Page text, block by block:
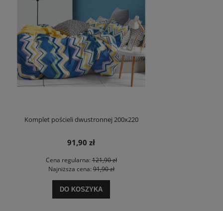
Komplet pościeli dwustronnej 200x220
91,90 zł
Cena regularna:121,90 zł
Najniższa cena:91,90 zł
DO KOSZYKA